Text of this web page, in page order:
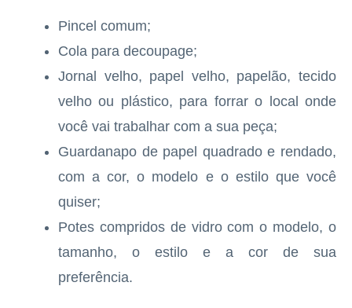
Pincel comum;
Cola para decoupage;
Jornal velho, papel velho, papelão, tecido
velho ou plástico, para forrar o local onde
você vai trabalhar com a sua peça;
Guardanapo de papel quadrado e rendado,
com a cor, o modelo e o estilo que você
quiser;
Potes compridos de vidro com o modelo, o
tamanho, o estilo e a cor de sua
preferência.